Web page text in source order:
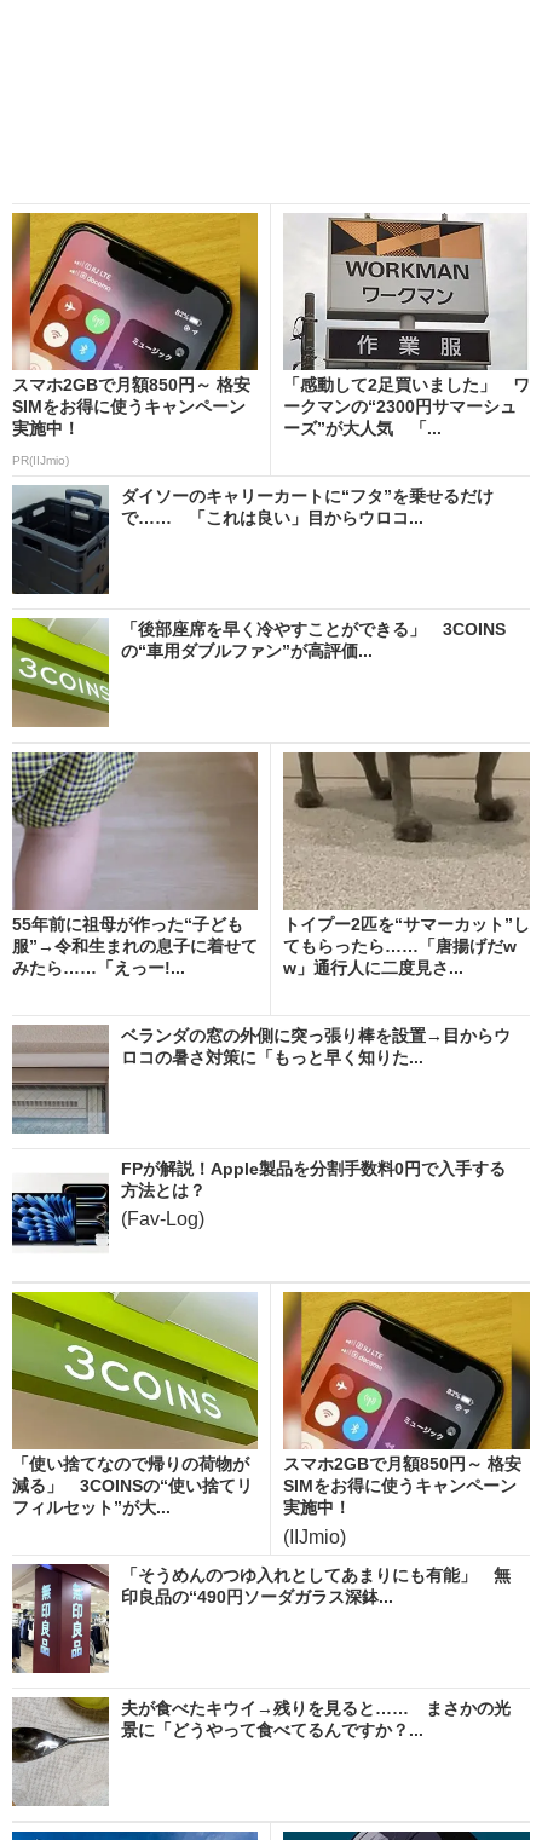
スマホ2GBで月額850円～ 格安
SIMをお得に使うキャンペーン
実施中！
PR(IIJmio)
「感動して2足買いました」 ワ
ークマンの“2300円サマーシュ
ーズ”が大人気 「...
ダイソーのキャリーカートに“フタ”を乗せるだけ
で…… 「これは良い」目からウロコ...
「後部座席を早く冷やすことができる」 3COINS
の“車用ダブルファン”が高評価...
55年前に祖母が作った“子ども
服”→令和生まれの息子に着せて
みたら……「えっー!...
トイプー2匹を“サマーカット”し
てもらったら……「唐揚げだw
w」通行人に二度見さ...
ベランダの窓の外側に突っ張り棒を設置→目からウ
ロコの暑さ対策に「もっと早く知りた...
FPが解説！Apple製品を分割手数料0円で入手する
方法とは？
(Fav-Log)
「使い捨てなので帰りの荷物が
減る」 3COINSの“使い捨てリ
フィルセット”が大...
スマホ2GBで月額850円～ 格安
SIMをお得に使うキャンペーン
実施中！
(IIJmio)
「そうめんのつゆ入れとしてあまりにも有能」 無
印良品の“490円ソーダガラス深鉢...
夫が食べたキウイ→残りを見ると…… まさかの光
景に「どうやって食べてるんですか？...